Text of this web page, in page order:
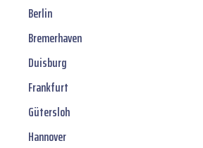
Berlin
Bremerhaven
Duisburg
Frankfurt
Gütersloh
Hannover